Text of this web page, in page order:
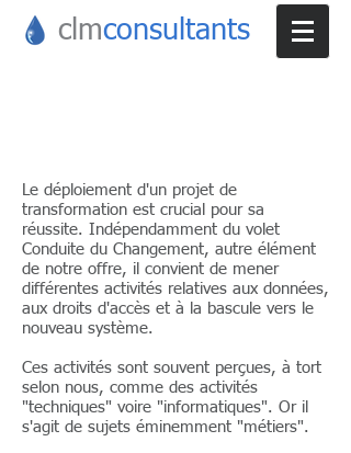
clmconsultants
Le déploiement d'un projet de
transformation est crucial pour sa
réussite. Indépendamment du volet
Conduite du Changement, autre élément
de notre offre, il convient de mener
différentes activités relatives aux données,
aux droits d'accès et à la bascule vers le
nouveau système.
Ces activités sont souvent perçues, à tort
selon nous, comme des activités
"techniques" voire "informatiques". Or il
s'agit de sujets éminemment "métiers".